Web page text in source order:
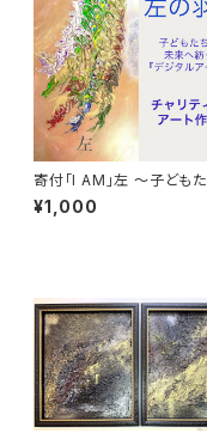
寄付「I AM」左 〜子ども
未来へ紡ぐ「デジタル・オー
ート」
¥1,000